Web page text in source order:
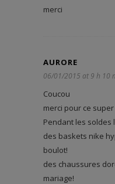
merci
AURORE
06/01/2015 at 9 h 10
Coucou
merci pour ce
Pendant les soldes
des baskets nike
boulot!
des chaussures
mariage!